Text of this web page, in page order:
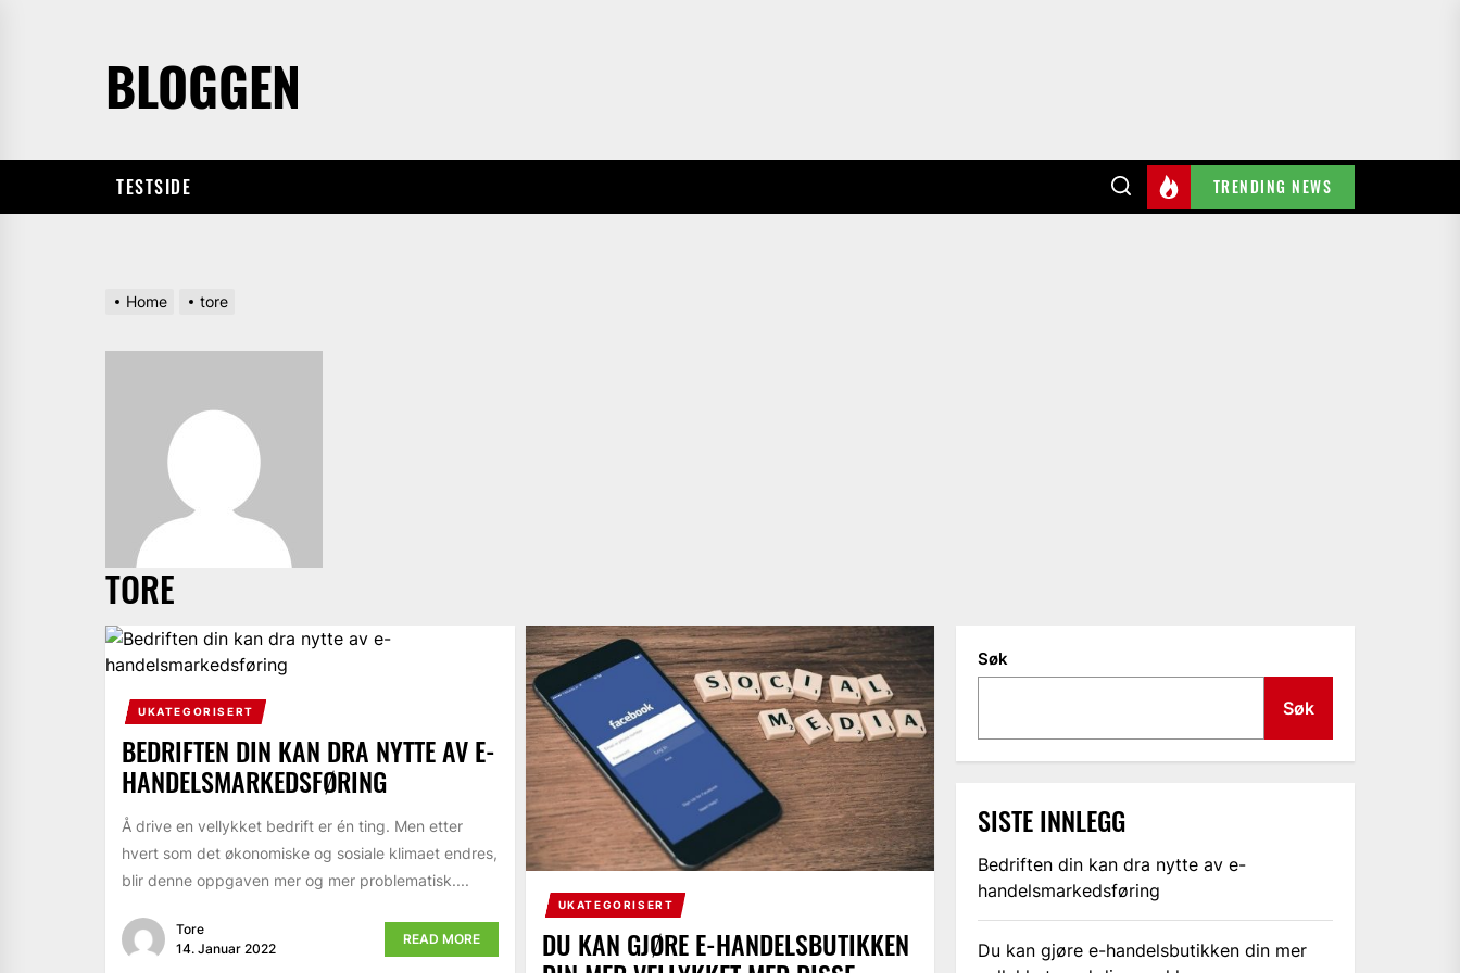
BLOGGEN
TESTSIDE TRENDING NEWS
Home tore
TORE
UKATEGORISERT
BEDRIFTEN DIN KAN DRA NYTTE AV E-
HANDELSMARKEDSFØRING
Å drive en vellykket bedrift er én ting. Men etter
hvert som det økonomiske og sosiale klimaet endres,
blir denne oppgaven mer og mer problematisk....
Tore
14. Januar 2022
READ MORE
UKATEGORISERT
DU KAN GJØRE E-HANDELSBUTIKKEN
Søk
Søk
SISTE INNLEGG
Bedriften din kan dra nytte av e-
handelsmarkedsføring
Du kan gjøre e-handelsbutikken din mer